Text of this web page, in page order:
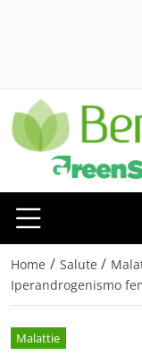
Home / Salute /
Iperandrogenismo
Malattie